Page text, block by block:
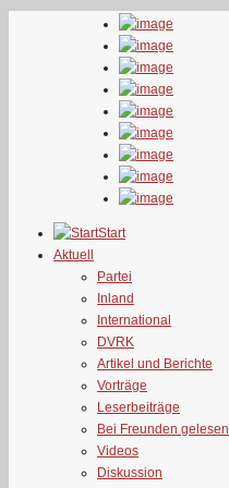
Start
Aktuell
Partei
Inland
International
DVRK
Artikel und Berichte
Vorträge
Leserbeiträge
Bei Freunden gelesen
Videos
Diskussion